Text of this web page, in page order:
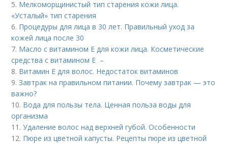
5. Мелкоморщинистый тип старения кожи лица.
«Усталый» тип старения
6. Процедуры для лица в 30 лет. Правильный уход за
кожей лица после 30
7. Масло с витамином Е для кожи лица. Косметические
средства с витамином Е –
8. Витамин Е для волос. Недостаток витаминов
9.Завтрак на правильном питании. Почему завтрак — это
важно?
10. Вода для пользы тела. Ценная польза воды для
организма
11.Удаление волос над верхней губой. Особенности
12. Пюре из цветной капусты. Рецепты пюре из цветной